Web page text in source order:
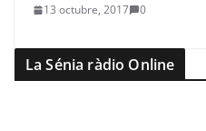
13 octubre, 2017 0
La Sénia ràdio Online